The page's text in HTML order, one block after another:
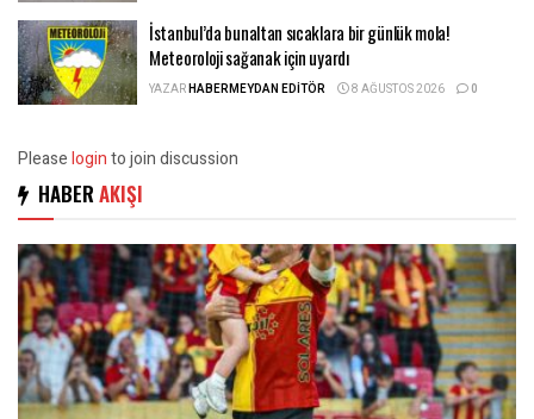
İstanbul’da bunaltan sıcaklara bir günlük mola!
Meteoroloji sağanak için uyardı
YAZARHABERMEYDAN EDITÖR 8 AĞUSTOS 2026 0
Pleaseloginto join discussion
HABER AKIŞI